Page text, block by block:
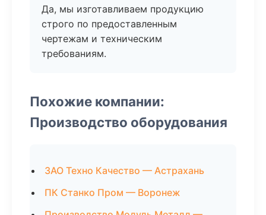
Да, мы изготавливаем продукцию
строго по предоставленным
чертежам и техническим
требованиям.
Похожие компании:
Производство оборудования
ЗАО Техно Качество — Астрахань
ПК Станко Пром — Воронеж